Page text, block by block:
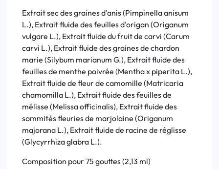
Extrait sec des graines d'anis (Pimpinella anisum
L.), Extrait fluide des feuilles d'origan (Origanum
vulgare L.), Extrait fluide du fruit de carvi (Carum
carvi L.), Extrait fluide des graines de chardon
marie (Silybum marianum G.), Extrait fluide des
feuilles de menthe poivrée (Mentha x piperita L.),
Extrait fluide de fleur de camomille (Matricaria
chamomilla L.), Extrait fluide des feuilles de
mélisse (Melissa officinalis), Extrait fluide des
sommités fleuries de marjolaine (Origanum
majorana L.), Extrait fluide de racine de réglisse
(Glycyrrhiza glabra L.).
Composition pour 75 gouttes (2,13 ml)